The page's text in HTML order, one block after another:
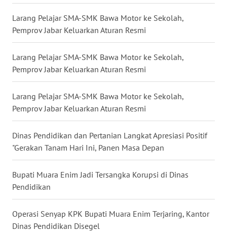
Larang Pelajar SMA-SMK Bawa Motor ke Sekolah,
Pemprov Jabar Keluarkan Aturan Resmi
Larang Pelajar SMA-SMK Bawa Motor ke Sekolah,
Pemprov Jabar Keluarkan Aturan Resmi
Larang Pelajar SMA-SMK Bawa Motor ke Sekolah,
Pemprov Jabar Keluarkan Aturan Resmi
Dinas Pendidikan dan Pertanian Langkat Apresiasi Positif
"Gerakan Tanam Hari Ini, Panen Masa Depan
Bupati Muara Enim Jadi Tersangka Korupsi di Dinas
Pendidikan
Operasi Senyap KPK Bupati Muara Enim Terjaring, Kantor
Dinas Pendidikan Disegel
WN
NUSANTARA
WN
JATIM
BALI
KALBAR
KALTENG